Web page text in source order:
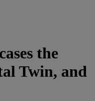
the
Twin, and